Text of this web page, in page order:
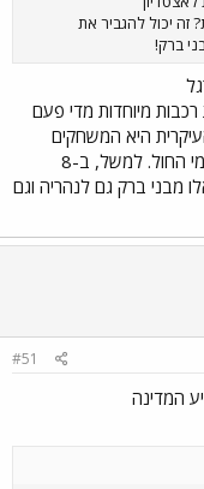
יכול להגביר את
ברק!
מיוחדות מדי פעם
היא המשחקים
שבסופי השבוע והעומס שבימי החול. למשל, ב-8
מבני ברק גם לנהריה וגם
#51
המדינה